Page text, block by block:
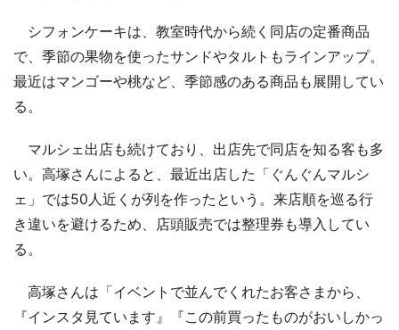
シフォンケーキは、教室時代から続く同店の定番商品
で、季節の果物を使ったサンドやタルトもラインアップ。
最近はマンゴーや桃など、季節感のある商品も展開してい
る。
マルシェ出店も続けており、出店先で同店を知る客も多
い。高塚さんによると、最近出店した「ぐんぐんマルシ
ェ」では50人近くが列を作ったという。来店順を巡る行
き違いを避けるため、店頭販売では整理券も導入してい
る。
高塚さんは「イベントで並んでくれたお客さまから、
『インスタ見ています』『この前買ったものがおいしかっ